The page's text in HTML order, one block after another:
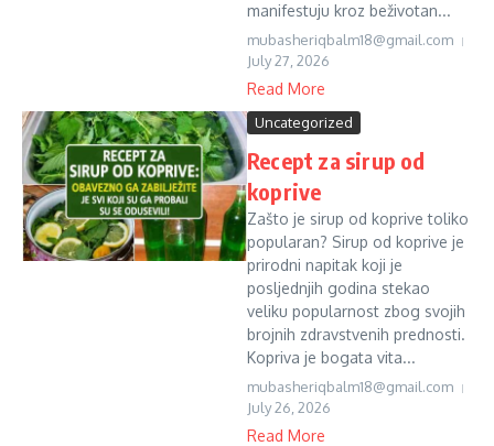
manifestuju kroz beživotan...
mubasheriqbalm18@gmail.com
July 27, 2026
Read More
Uncategorized
Recept za sirup od
koprive
Zašto je sirup od koprive toliko
popularan? Sirup od koprive je
prirodni napitak koji je
posljednjih godina stekao
veliku popularnost zbog svojih
brojnih zdravstvenih prednosti.
Kopriva je bogata vita...
mubasheriqbalm18@gmail.com
July 26, 2026
Read More